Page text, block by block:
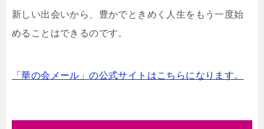
新しい出会いから、豊かでときめく人生をもう一度始
めることはできるのです。
「華の会メール」の公式サイトはこちらになります。